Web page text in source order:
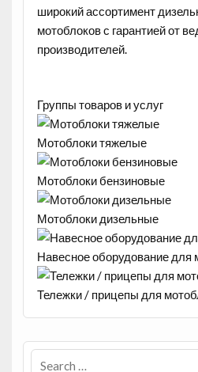
широкий ассортимент
мотоблоков с гарантией от
производителей.
Группы товаров и услуг
Мотоблоки тяжелые
Мотоблоки бензиновые
Мотоблоки дизельные
Навесное оборудование для
Тележки / прицепы для